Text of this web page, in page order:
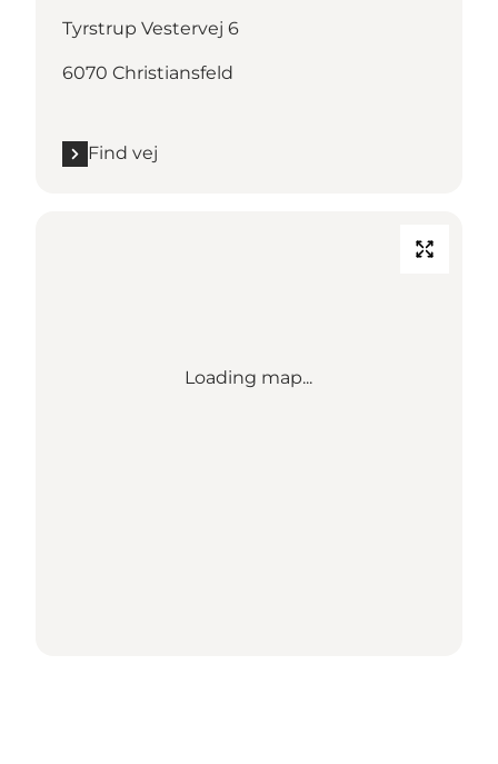
Tyrstrup Vestervej 6
6070 Christiansfeld
Find vej
Loading map...